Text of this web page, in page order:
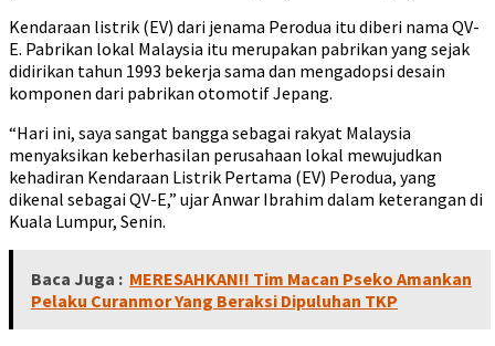
Kendaraan listrik (EV) dari jenama Perodua itu diberi nama QV-
E. Pabrikan lokal Malaysia itu merupakan pabrikan yang sejak
didirikan tahun 1993 bekerja sama dan mengadopsi desain
komponen dari pabrikan otomotif Jepang.
“Hari ini, saya sangat bangga sebagai rakyat Malaysia
menyaksikan keberhasilan perusahaan lokal mewujudkan
kehadiran Kendaraan Listrik Pertama (EV) Perodua, yang
dikenal sebagai QV-E,” ujar Anwar Ibrahim dalam keterangan di
Kuala Lumpur, Senin.
Baca Juga : MERESAHKAN!! Tim Macan Pseko Amankan
Pelaku Curanmor Yang Beraksi Dipuluhan TKP